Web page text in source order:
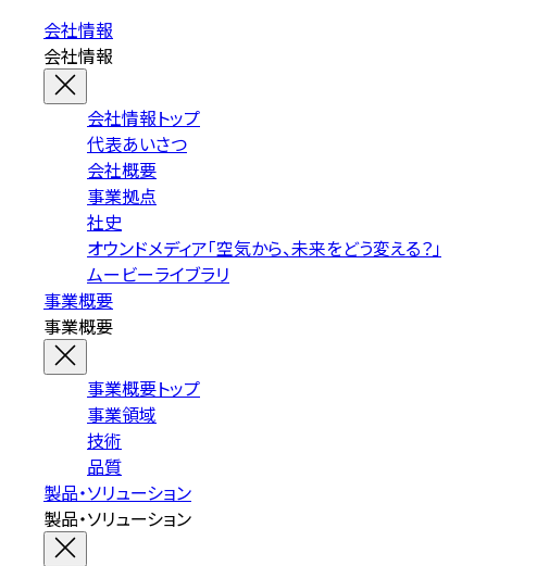
会社情報
会社情報
会社情報トップ
代表あいさつ
会社概要
事業拠点
社史
オウンドメディア「空気から、未来をどう変える？」
ムービーライブラリ
事業概要
事業概要
事業概要トップ
事業領域
技術
品質
製品・ソリューション
製品・ソリューション